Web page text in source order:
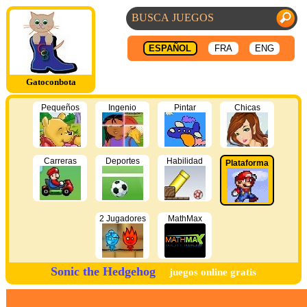
Gatoconbota
ESPAÑOL FRA ENG
Pequeños Ingenio Pintar Chicas
Carreras Deportes Habilidad Plataforma
2 Jugadores MathMax
Sonic the Hedgehog juegos online gratis